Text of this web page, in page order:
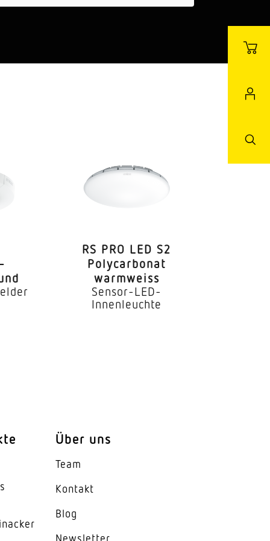
RS PRO LED S2
Poly­car­bonat
warmweiss
Sensor-LED-
Innenleuchte
Über uns
Team
Kontakt
Blog
News­letter